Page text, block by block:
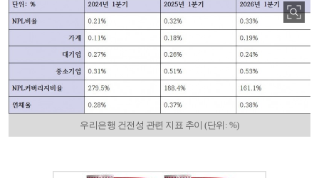
우리은행 건전성 관련 지표 추이 (단위: %)